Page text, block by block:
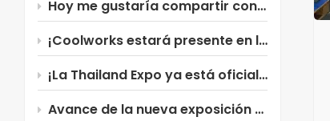
Hoy me gustaría compartir con ustedes el filtro para compresor de aire Xinxiang Coolworks ~
¡Coolworks estará presente en la Exposición Industrial de Rusia!
¡La Thailand Expo ya está oficialmente abierta! ¡Coolworks te está esperando!
Avance de la nueva exposición de Coolworks: ¡Rusia!